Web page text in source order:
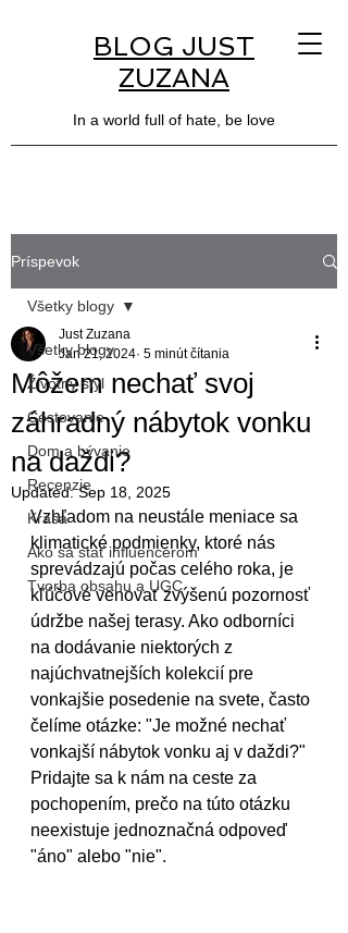
BLOG JUST
ZUZANA
In a world full of hate, be love
Príspevok
Všetky blogy
Životný štýl
Cestovanie
Dom a bývanie
Recenzie
Krása
Ako sa stať influencerom
Tvorba obsahu a UGC
Všetky blogy
Môžem nechať svoj
záhradný nábytok vonku
na daždi?
Just Zuzana
Jan 21, 2024 5 minút čítania
Updated:Sep 18, 2025
Vzhľadom na neustále meniace sa
klimatické podmienky, ktoré nás
sprevádzajú počas celého roka, je
kľúčové venovať zvýšenú pozornosť
údržbe našej terasy. Ako odborníci
na dodávanie niektorých z
najúchvatnejších kolekcií pre
vonkajšie posedenie na svete, často
čelíme otázke: "Je možné nechať
vonkajší nábytok vonku aj v daždi?"
Pridajte sa k nám na ceste za
pochopením, prečo na túto otázku
neexistuje jednoznačná odpoveď
"áno" alebo "nie".